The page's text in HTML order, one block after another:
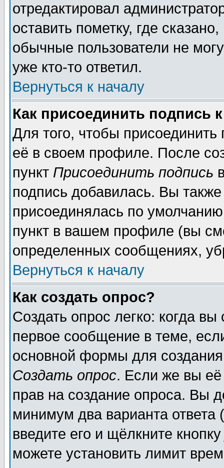
отредактировал
оставить пометку, где
обычные пользователи не
уже кто-то ответил.
Вернуться к началу
Как присоединить подпись
Для того, чтобы
её в своем профиле. После
пункт Присоединить подпись
подпись добавилась. Вы
присоединялась по
пункт в вашем профиле (вы
определенных сообщениях,
Вернуться к началу
Как создать опрос?
Создать опрос легко: когда
первое сообщение в теме,
основной формы для
Создать опрос. Если же вы её
прав на создание опроса. Вы
минимум два варианта ответа
введите его и щёлкните
можете установить лимит